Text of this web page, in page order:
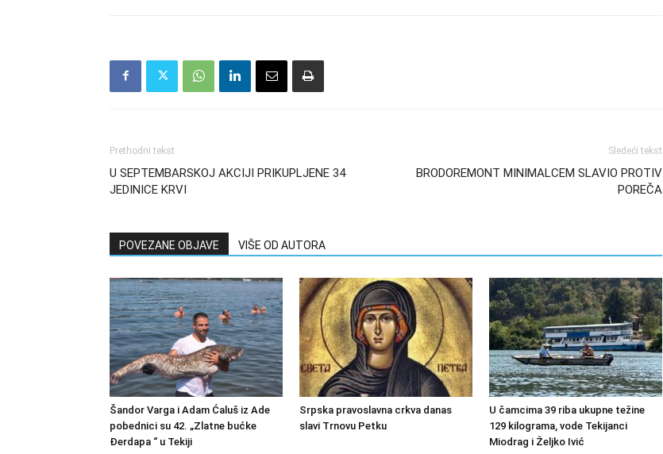
Prethodni tekst
U SEPTEMBARSKOJ AKCIJI PRIKUPLJENE 34
JEDINICE KRVI
Sledeći tekst
BRODOREMONT MINIMALCEM SLAVIO PROTIV
POREČA
POVEZANE OBJAVE VIŠE OD AUTORA
Šandor Varga i Adam Ćaluš iz Ade
pobednici su 42. „Zlatne bućke
Đerdapa “ u Tekiji
Srpska pravoslavna crkva danas
slavi Trnovu Petku
U čamcima 39 riba ukupne težine
129 kilograma, vode Tekijanci
Miodrag i Željko Ivić